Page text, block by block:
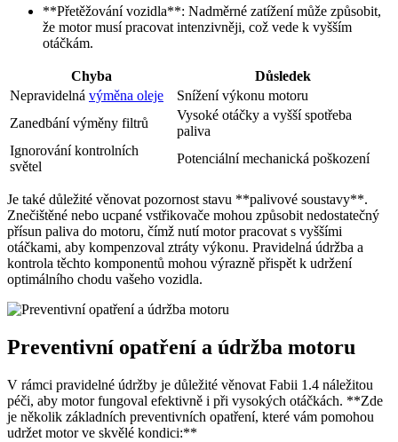
**Přetěžování vozidla**: Nadměrné zatížení ‌může způsobit,
že motor⁣ musí pracovat intenzivněji, což⁢ vede k vyšším
otáčkám.
Chyba
Důsledek
Nepravidelná výměna oleje
Snížení výkonu motoru
Zanedbání výměny filtrů
Vysoké ‌otáčky a vyšší ⁣spotřeba
paliva
Ignorování kontrolních
světel
Potenciální mechanická poškození
Je také‍ důležité věnovat pozornost stavu **palivové soustavy**.
Znečištěné nebo ucpané vstřikovače​ mohou způsobit nedostatečný
přísun paliva do motoru, čímž nutí motor pracovat s vyššími
otáčkami, aby‍ kompenzoval ztráty ‌výkonu. Pravidelná ‍údržba a
kontrola těchto komponentů mohou výrazně přispět k udržení
optimálního chodu vašeho vozidla.
Preventivní ​opatření‍ a údržba⁣ motoru
V⁣ rámci pravidelné údržby ​je důležité věnovat Fabii 1.4 ‌náležitou
péči, aby motor‌ fungoval efektivně⁢ i‍ při vysokých otáčkách. **Zde‍
je několik ⁤základních preventivních opatření, které vám pomohou
udržet motor ve skvělé kondici:**